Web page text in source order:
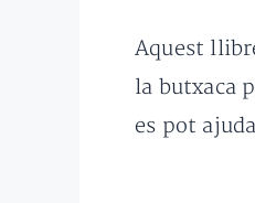
Aquest
la butxaca
es pot